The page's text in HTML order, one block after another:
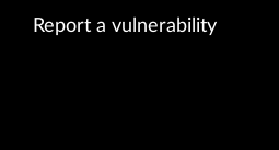
Report a vulnerability